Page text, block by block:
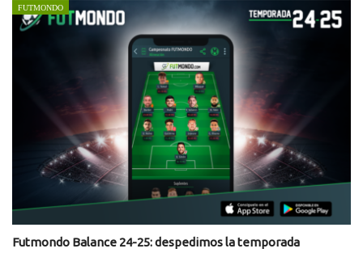
FUTMONDO
Futmondo Balance 24-25: despedimos la temporada